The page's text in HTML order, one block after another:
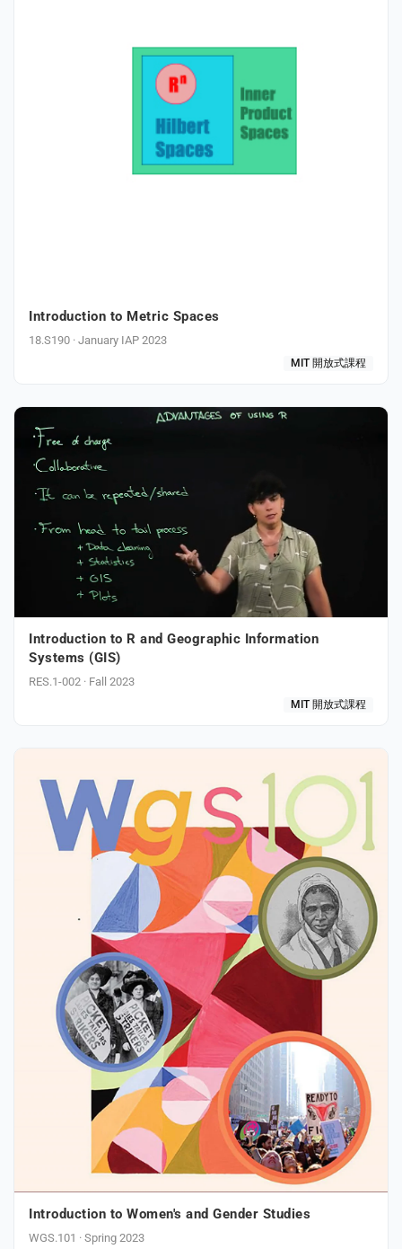
Introduction to Metric Spaces
18.S190 · January IAP 2023
MIT 開放式課程
Introduction to R and Geographic Information
Systems (GIS)
RES.1-002 · Fall 2023
MIT 開放式課程
Introduction to Women's and Gender Studies
WGS.101 · Spring 2023